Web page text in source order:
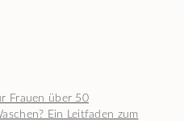
Frauen über 50
Ein Leitfaden zum